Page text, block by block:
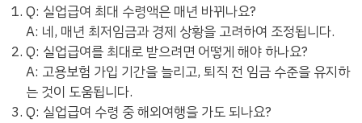
Q: 실업급여 최대 수령액은 매년 바뀌나요?
A: 네, 매년 최저임금과 경제 상황을 고려하여 조정됩니다.
Q: 실업급여를 최대로 받으려면 어떻게 해야 하나요?
A: 고용보험 가입 기간을 늘리고, 퇴직 전 임금 수준을 유지하
는 것이 도움됩니다.
Q: 실업급여 수령 중 해외여행을 가도 되나요?